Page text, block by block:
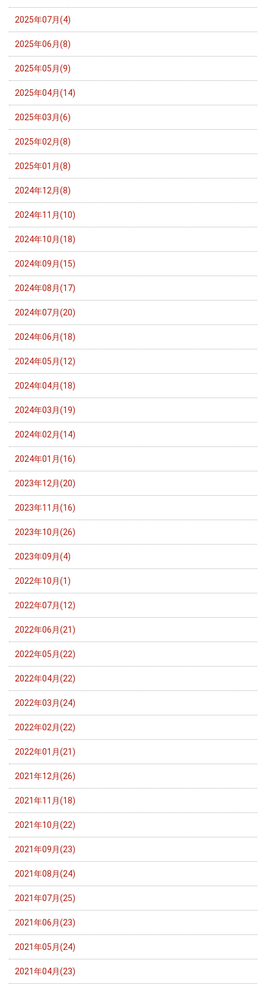
2025年07月(4)
2025年06月(8)
2025年05月(9)
2025年04月(14)
2025年03月(6)
2025年02月(8)
2025年01月(8)
2024年12月(8)
2024年11月(10)
2024年10月(18)
2024年09月(15)
2024年08月(17)
2024年07月(20)
2024年06月(18)
2024年05月(12)
2024年04月(18)
2024年03月(19)
2024年02月(14)
2024年01月(16)
2023年12月(20)
2023年11月(16)
2023年10月(26)
2023年09月(4)
2022年10月(1)
2022年07月(12)
2022年06月(21)
2022年05月(22)
2022年04月(22)
2022年03月(24)
2022年02月(22)
2022年01月(21)
2021年12月(26)
2021年11月(18)
2021年10月(22)
2021年09月(23)
2021年08月(24)
2021年07月(25)
2021年06月(23)
2021年05月(24)
2021年04月(23)